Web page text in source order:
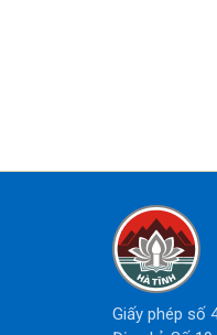
Giấy phép số